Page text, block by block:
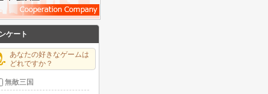
ケート
あなたの好きなゲームは
どれですか？
無敵三国